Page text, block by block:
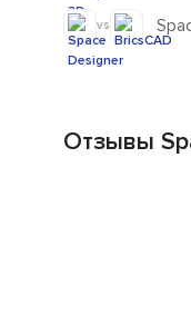
vs
Отзывы